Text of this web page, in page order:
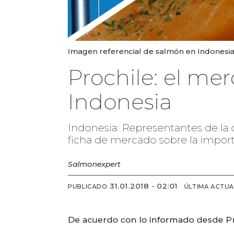
Imagen referencial de salmón en
Prochile: el
Indonesia
Indonesia: Representantes de
ficha de mercado sobre la
Salmonexpert
PUBLICADO 31.01.2018 - 02:01 ÚLTIMA
De acuerdo con lo informado desde